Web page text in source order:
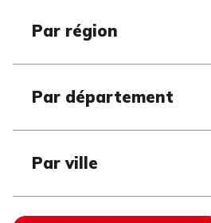
Par région
Fort-de-France
Île-de-France
Nouvelle-Aquitaine
Occitanie
Par département
Haute-Savoie
Vienne
Tarn-et-Garonne
Par ville